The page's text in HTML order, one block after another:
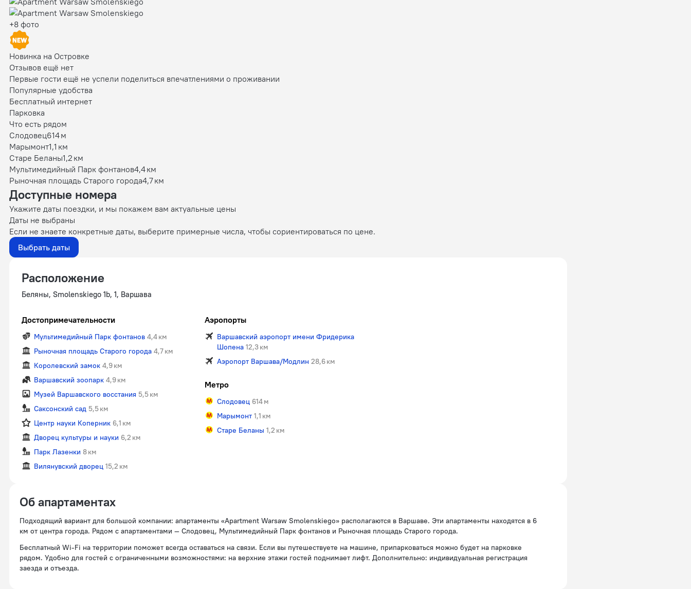
+8 фото
Новинка на Островке
Отзывов ещё нет
Первые гости ещё не успели поделиться впечатлениями о проживании
Популярные удобства
Бесплатный интернет
Парковка
Что есть рядом
Слодовец614 м
Марымонт1,1 км
Старе Беланы1,2 км
Мультимедийный Парк фонтанов4,4 км
Рыночная площадь Старого города4,7 км
Доступные номера
Укажите даты поездки, и мы покажем вам актуальные цены
Даты не выбраны
Если не знаете конкретные даты, выберите примерные числа, чтобы сориентироваться по цене.
Выбрать даты
Расположение
Беляны, Smolenskiego 1b, 1, Варшава
Достопримечательности
Мультимедийный Парк фонтанов 4,4 км
Рыночная площадь Старого города 4,7 км
Королевский замок 4,9 км
Варшавский зоопарк 4,9 км
Музей Варшавского восстания 5,5 км
Саксонский сад 5,5 км
Центр науки Коперник 6,1 км
Дворец культуры и науки 6,2 км
Парк Лазенки 8 км
Вилянувский дворец 15,2 км
Аэропорты
Варшавский аэропорт имени Фридерика
Шопена 12,3 км
Аэропорт Варшава/Модлин 28,6 км
Метро
Слодовец 614 м
Марымонт 1,1 км
Старе Беланы 1,2 км
Об апартаментах
Подходящий вариант для большой компании: апартаменты «Apartment Warsaw Smolenskiego» располагаются в Варшаве. Эти апартаменты находятся в 6
км от центра города. Рядом с апартаментами — Слодовец, Мультимедийный Парк фонтанов и Рыночная площадь Старого города.
Бесплатный Wi-Fi на территории поможет всегда оставаться на связи. Если вы путешествуете на машине, припарковаться можно будет на парковке
рядом. Удобно для гостей с ограниченными возможностями: на верхние этажи гостей поднимает лифт. Дополнительно: индивидуальная регистрация
заезда и отъезда.